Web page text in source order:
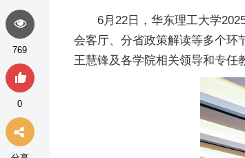
6月22日，华东理工大学
会客厅、分省政策解读等多个环
王慧锋及各学院相关领导和专任
769
0